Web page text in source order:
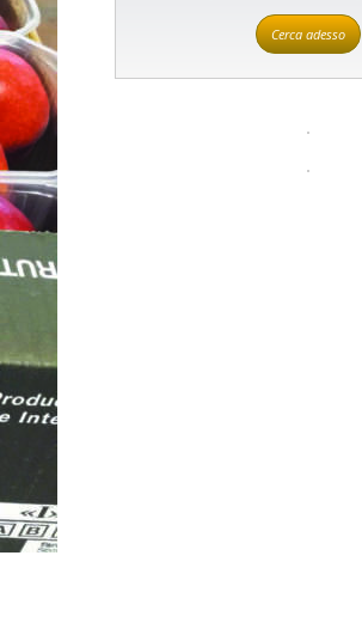
Cerca adesso